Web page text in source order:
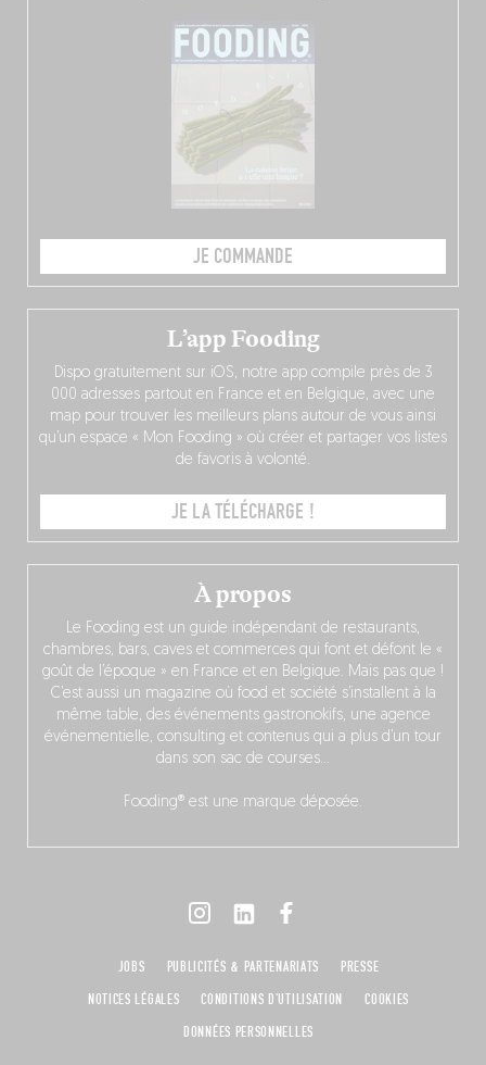
JE COMMANDE
À propos
Le Fooding est un guide indépendant de restaurants,
chambres, bars, caves et commerces qui font et défont le «
goût de l’époque » en France et en Belgique. Mais pas que !
C’est aussi un magazine où food et société s’installent à la
même table, des événements gastronokifs, une agence
événementielle, consulting et contenus qui a plus d’un tour
dans son sac de courses…
Fooding® est une marque déposée.
L’app Fooding
Dispo gratuitement sur iOS, notre app compile près de 3
000 adresses partout en France et en Belgique, avec une
map pour trouver les meilleurs plans autour de vous ainsi
qu’un espace « Mon Fooding » où créer et partager vos listes
de favoris à volonté.
JE LA TÉLÉCHARGE !
JOBS PUBLICITÉS & PARTENARIATS
PRESSE
NOTICES LÉGALES
CONDITIONS D'UTILISATION
COOKIES
DONNÉES PERSONNELLES